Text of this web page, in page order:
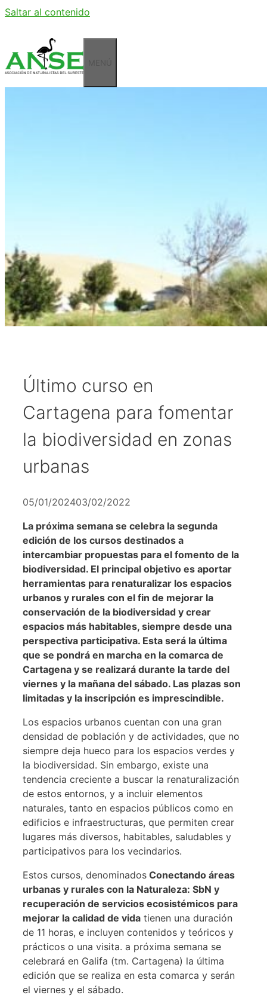
Saltar al contenido
Último curso en
Cartagena para fomentar
la biodiversidad en zonas
urbanas
05/01/202403/02/2022
La próxima semana se celebra la segunda
edición de los cursos destinados a
intercambiar propuestas para el fomento de la
biodiversidad. El principal objetivo es aportar
herramientas para renaturalizar los espacios
urbanos y rurales con el fin de mejorar la
conservación de la biodiversidad y crear
espacios más habitables, siempre desde una
perspectiva participativa. Esta será la última
que se pondrá en marcha en la comarca de
Cartagena y se realizará durante la tarde del
viernes y la mañana del sábado. Las plazas son
limitadas y la inscripción es imprescindible.
Los espacios urbanos cuentan con una gran
densidad de población y de actividades, que no
siempre deja hueco para los espacios verdes y
la biodiversidad. Sin embargo, existe una
tendencia creciente a buscar la renaturalización
de estos entornos, y a incluir elementos
naturales, tanto en espacios públicos como en
edificios e infraestructuras, que permiten crear
lugares más diversos, habitables, saludables y
participativos para los vecindarios.
Estos cursos, denominados Conectando áreas
urbanas y rurales con la Naturaleza: SbN y
recuperación de servicios ecosistémicos para
mejorar la calidad de vida tienen una duración
de 11 horas, e incluyen contenidos y teóricos y
prácticos o una visita. a próxima semana se
celebrará en Galifa (tm. Cartagena) la última
edición que se realiza en esta comarca y serán
el viernes y el sábado.